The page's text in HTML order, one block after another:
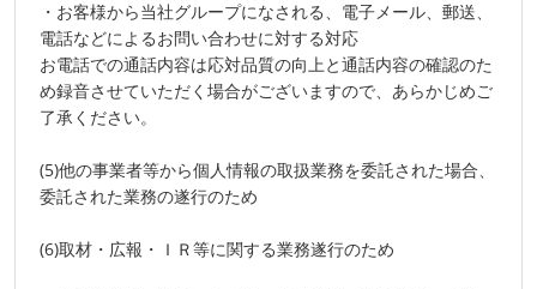
・お客様から当社グループになされる、電子メール、郵送、
電話などによるお問い合わせに対する対応
お電話での通話内容は応対品質の向上と通話内容の確認のた
め録音させていただく場合がございますので、あらかじめご
了承ください。
(5)他の事業者等から個人情報の取扱業務を委託された場合、
委託された業務の遂行のため
(6)取材・広報・ＩＲ等に関する業務遂行のため